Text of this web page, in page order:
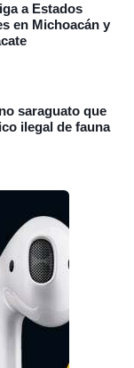
a Estados
en Michoacán y
saraguato que
ilegal de fauna